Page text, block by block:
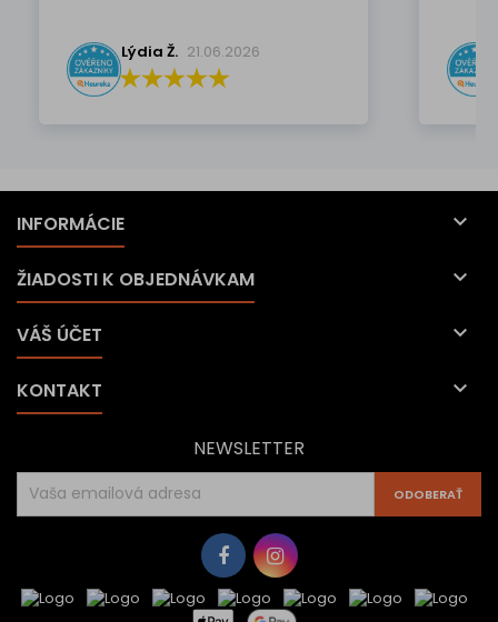
Lýdia Ž. 21.06.2026
INFORMÁCIE 
ŽIADOSTI K OBJEDNÁVKAM 
VÁŠ ÚČET 
KONTAKT 
NEWSLETTER